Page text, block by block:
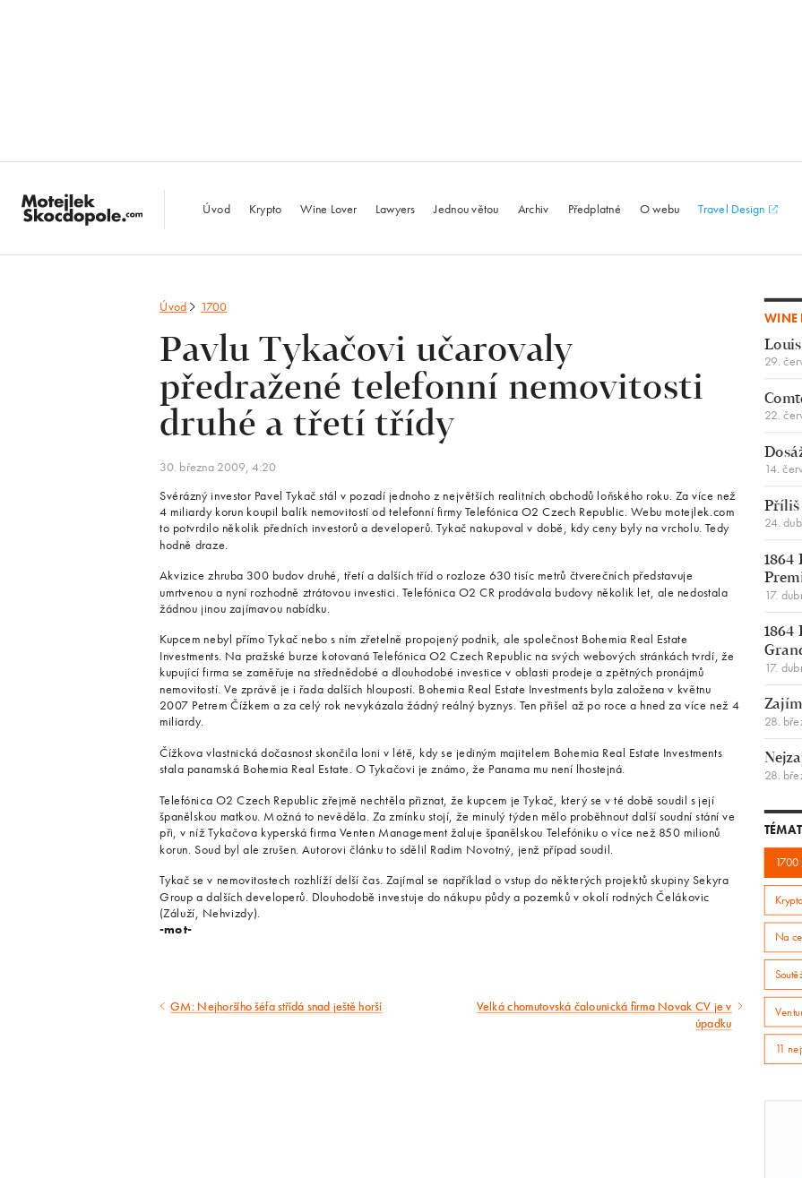
MotejlekSkocdopole.com
Úvod Krypto Wine Lover Lawyers Jednou větou Archiv Předplatné O webu Travel Design
Úvod 1700
Pavlu Tykačovi učarovaly
předražené telefonní nemovitosti
druhé a třetí třídy
30. března 2009, 4:20
Svérázný investor Pavel Tykač stál v pozadí jednoho z největších realitních obchodů loňského roku. Za více než
4 miliardy korun koupil balík nemovitostí od telefonní firmy Telefónica O2 Czech Republic. Webu motejlek.com
to potvrdilo několik předních investorů a developerů. Tykač nakupoval v době, kdy ceny byly na vrcholu. Tedy
hodně draze.
Akvizice zhruba 300 budov druhé, třetí a dalších tříd o rozloze 630 tisíc metrů čtverečních představuje
umrtvenou a nyní rozhodně ztrátovou investici. Telefónica O2 CR prodávala budovy několik let, ale nedostala
žádnou jinou zajímavou nabídku.
Kupcem nebyl přímo Tykač nebo s ním zřetelně propojený podnik, ale společnost Bohemia Real Estate
Investments. Na pražské burze kotovaná Telefónica O2 Czech Republic na svých webových stránkách tvrdí, že
kupující firma se zaměřuje na střednědobé a dlouhodobé investice v oblasti prodeje a zpětných pronájmů
nemovitostí. Ve zprávě je i řada dalších hloupostí. Bohemia Real Estate Investments byla založena v květnu
2007 Petrem Čížkem a za celý rok nevykázala žádný reálný byznys. Ten přišel až po roce a hned za více než 4
miliardy.
Čížkova vlastnická dočasnost skončila loni v létě, kdy se jediným majitelem Bohemia Real Estate Investments
stala panamská Bohemia Real Estate. O Tykačovi je známo, že Panama mu není lhostejná.
Telefónica O2 Czech Republic zřejmě nechtěla přiznat, že kupcem je Tykač, který se v té době soudil s její
španělskou matkou. Možná to nevěděla. Za zmínku stojí, že minulý týden mělo proběhnout další soudní stání ve
při, v níž Tykačova kyperská firma Venten Management žaluje španělskou Telefóniku o více než 850 milionů
korun. Soud byl ale zrušen. Autorovi článku to sdělil Radim Novotný, jenž případ soudil.
Tykač se v nemovitostech rozhlíží delší čas. Zajímal se například o vstup do některých projektů skupiny Sekyra
Group a dalších developerů. Dlouhodobě investuje do nákupu půdy a pozemků v okolí rodných Čelákovic
(Záluží, Nehvizdy).
-mot-
Předcházející
GM: Nejhoršího šéfa střídá snad ještě horší Následující
Velká chomutovská čalounická firma Novak CV je v
úpadku
WINE
29.
22.
14.
Příliš
24.
1864
17.
1864
17.
28.
28.
Na
11